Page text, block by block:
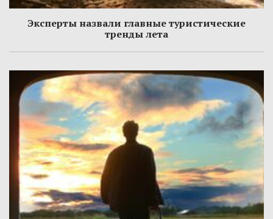
Эксперты назвали главные туристические
тренды лета